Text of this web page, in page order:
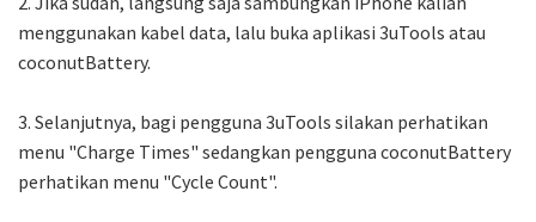
menggunakan kabel data, lalu buka aplikasi 3uTools atau
coconutBattery.
3. Selanjutnya, bagi pengguna 3uTools silakan perhatikan
menu "Charge Times" sedangkan pengguna coconutBattery
perhatikan menu "Cycle Count".